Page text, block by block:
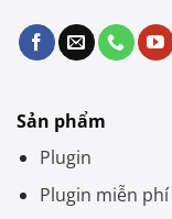
Sản phẩm
Plugin
Plugin miễn phí